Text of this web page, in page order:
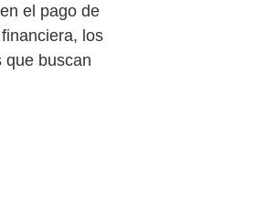
el pago de
los
que buscan